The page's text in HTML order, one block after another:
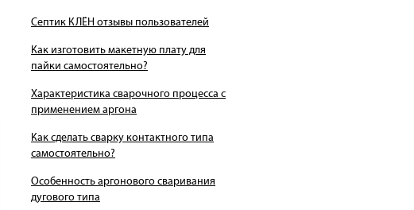
Септик КЛЁН отзывы пользователей
Как изготовить макетную плату для
пайки самостоятельно?
Характеристика сварочного процесса с
применением аргона
Как сделать сварку контактного типа
самостоятельно?
Особенность аргонового сваривания
дугового типа